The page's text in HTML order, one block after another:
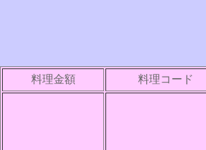
料理金額 料理コード